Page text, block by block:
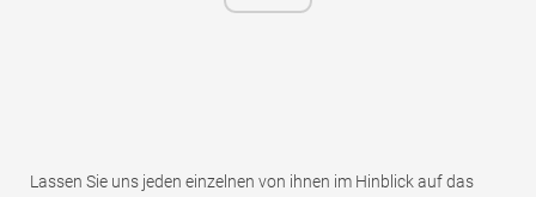
Lassen Sie uns jeden einzelnen von ihnen im Hinblick auf das